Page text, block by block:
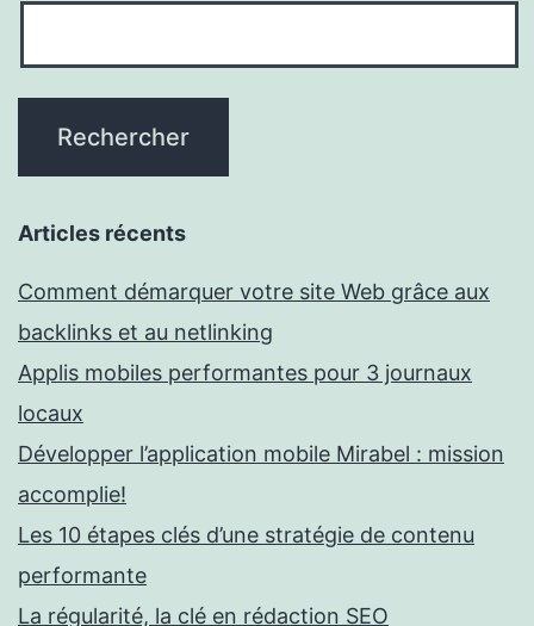
Articles récents
Comment démarquer votre site Web grâce aux
backlinks et au netlinking
Applis mobiles performantes pour 3 journaux
locaux
Développer l’application mobile Mirabel : mission
accomplie!
Les 10 étapes clés d’une stratégie de contenu
performante
La régularité, la clé en rédaction SEO